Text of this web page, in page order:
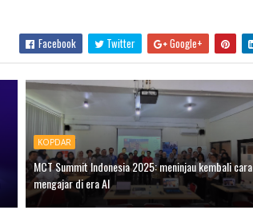
Facebook Twitter Google+
KOPDAR
MCT Summit Indonesia 2025: meninjau kembali cara
mengajar di era AI